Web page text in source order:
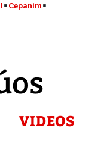
Cepanim
VIDEOS